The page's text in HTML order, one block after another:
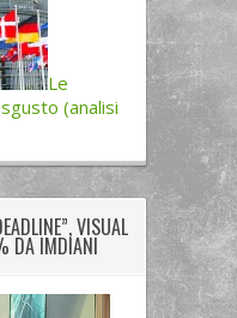
Le
(analisi
VISUAL
DA IMDIANI